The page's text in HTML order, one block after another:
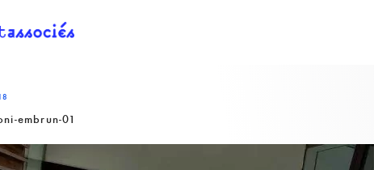
embrun-01